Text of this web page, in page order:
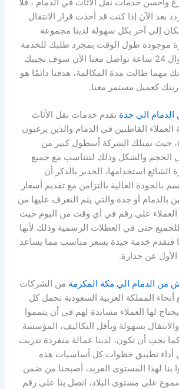
بعد الآن إذا كنت قد أخذت قرار الانتقال
إلى آخر بكل سهولة لدينا مجموعة
موجودة طول الوقت بمجرد طلبك للخدمة
تجدنا في خدمتك طوال 24 ساعة تواصل معنا الآن سوف نجيبك
مهما طالت مدة المكالمة، هدفنا دائمًا هو
كعميل مستمر معنا.
الي جدة تقدم خدمات نقل الأثاث
العملاء القاطنين في الدمام والذين يرغبون
حيث تمتلك الشركة أسطول كبير من
الحجم والشكل وذلك لتتناسب مع جميع
الشائع استخدامها، الجدير بالذكر أن
بالجودة العالية بالتزامن مع تقديم أسعار
بالدمام أو جدة والتي يتم التعرف عليها من
العملاء على رقم في أي وقت من اليوم حيث
للجميع حتى في العطلات الرسمية وذلك لأنها
فتقدم خدمة جيدة بسعر مناسب مما يساعد
عن جدارة.
الدمام الي مكة المكرمة من الشركات
المملكة العربية السعودية تحمل كل
يحتاج لها العملاء مساندة لهم في أن يتمموا
بسهولة وبأقل التكاليف، المؤسسة
يجب أن تكون، لدينا عمالة منفردة تدربت
تطبيق خطوات كل أساسيات هذه
بنا لهذا المستوى الفريد، أصبحنا من ضمن
على مستوى البلاد، اتصل بنا على رقم